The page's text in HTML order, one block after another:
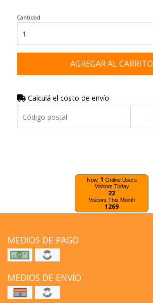
Cantidad
AGREGAR AL CARRITO
Calculá el costo de envío
Now, 1 Online Users
Visitors Today
22
Visitors This Month
1269
MEDIOS DE PAGO
MEDIOS DE ENVÍO